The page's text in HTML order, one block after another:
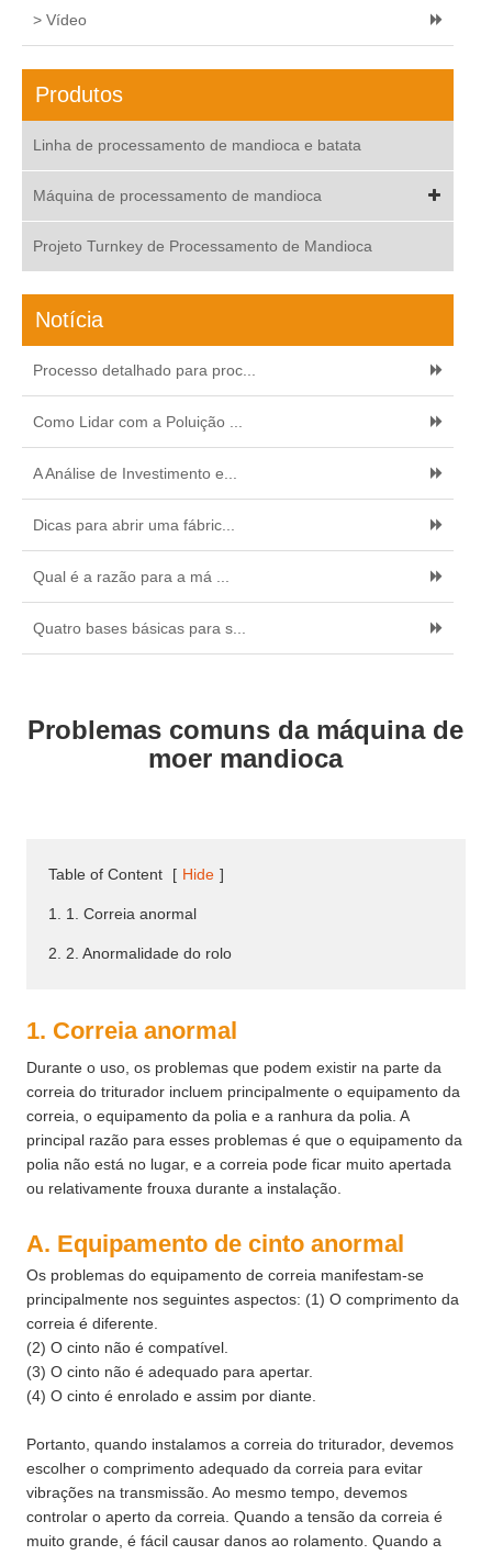
> Vídeo
Produtos
Linha de processamento de mandioca e batata
Máquina de processamento de mandioca
Projeto Turnkey de Processamento de Mandioca
Notícia
Processo detalhado para proc...
Como Lidar com a Poluição ...
A Análise de Investimento e...
Dicas para abrir uma fábric...
Qual é a razão para a má ...
Quatro bases básicas para s...
Problemas comuns da máquina de
moer mandioca
Table of Content [ Hide ]
1. 1. Correia anormal
2. 2. Anormalidade do rolo
1. Correia anormal
Durante o uso, os problemas que podem existir na parte da
correia do triturador incluem principalmente o equipamento da
correia, o equipamento da polia e a ranhura da polia. A
principal razão para esses problemas é que o equipamento da
polia não está no lugar, e a correia pode ficar muito apertada
ou relativamente frouxa durante a instalação.
A. Equipamento de cinto anormal
Os problemas do equipamento de correia manifestam-se
principalmente nos seguintes aspectos: (1) O comprimento da
correia é diferente.
(2) O cinto não é compatível.
(3) O cinto não é adequado para apertar.
(4) O cinto é enrolado e assim por diante.
Portanto, quando instalamos a correia do triturador, devemos
escolher o comprimento adequado da correia para evitar
vibrações na transmissão. Ao mesmo tempo, devemos
controlar o aperto da correia. Quando a tensão da correia é
muito grande, é fácil causar danos ao rolamento. Quando a